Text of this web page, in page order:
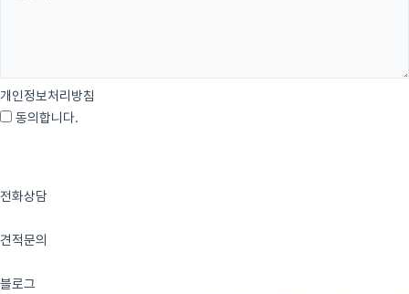
개인정보처리방침
동의합니다.
전화상담
견적문의
블로그